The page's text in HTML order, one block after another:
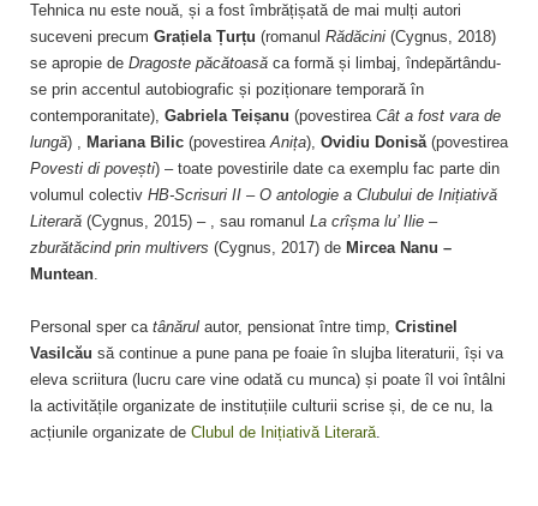
Tehnica nu este nouă, și a fost îmbrățișată de mai mulți autori
suceveni precum Grațiela Țurțu (romanul Rădăcini (Cygnus, 2018)
se apropie de Dragoste păcătoasă ca formă și limbaj, îndepărtându-
se prin accentul autobiografic și poziționare temporară în
contemporanitate), Gabriela Teișanu (povestirea Cât a fost vara de
lungă) , Mariana Bilic (povestireaAnița), Ovidiu Donisă(povestirea
Povesti di povești) – toate povestirile date ca exemplu fac parte din
volumul colectiv HB-Scrisuri II – O antologie a Clubului de Inițiativă
Literară (Cygnus, 2015) – , sau romanul La crîșma lu’ Ilie –
zburătăcind prin multivers (Cygnus, 2017) de Mircea Nanu –
Muntean.
Personal sper ca tânărul autor, pensionat între timp, Cristinel
Vasilcău să continue a pune pana pe foaie în slujba literaturii, își va
eleva scriitura (lucru care vine odată cu munca) și poate îl voi întâlni
la activitățile organizate de instituțiile culturii scrise și, de ce nu, la
acțiunile organizate de Clubul de Inițiativă Literară.